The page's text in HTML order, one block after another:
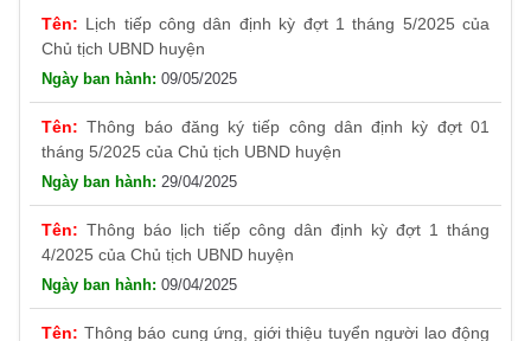
09/05/2025
Thông báo đăng ký tiếp công dân định kỳ đợt 01
29/04/2025
Thông báo lịch tiếp công dân định kỳ đợt 1 tháng
09/04/2025
Thông báo cung ứng, giới thiệu tuyển người lao động